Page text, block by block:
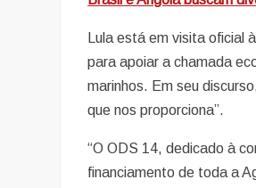
Lula está em visita oficial
para apoiar a chamada
marinhos. Em seu
que nos proporciona”.
“O ODS 14, dedicado à
financiamento de toda a